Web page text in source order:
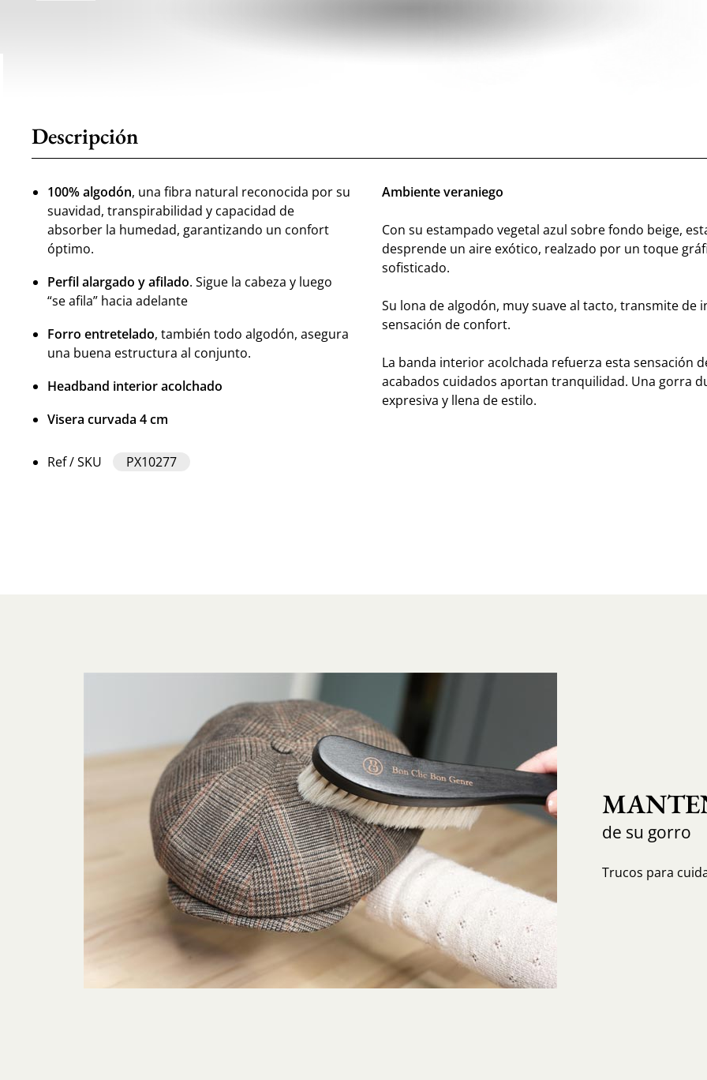
Descripción
100% algodón, una fibra natural reconocida por su
suavidad, transpirabilidad y capacidad de
absorber la humedad, garantizando un confort
óptimo.
Perfil alargado y afilado. Sigue la cabeza y luego
“se afila” hacia adelante
Forro entretelado, también todo algodón, asegura
una buena estructura al conjunto.
Headband interior acolchado
Visera curvada 4 cm
Ref / SKU PX10277
Ambiente veraniego
Con su estampado vegetal azul sobre fondo beige,
desprende un aire exótico, realzado por un toque
sofisticado.
Su lona de algodón, muy suave al tacto, transmite de
sensación de confort.
La banda interior acolchada refuerza esta sensación
acabados cuidados aportan tranquilidad. Una gorra
expresiva y llena de estilo.
de su gorro
Trucos para